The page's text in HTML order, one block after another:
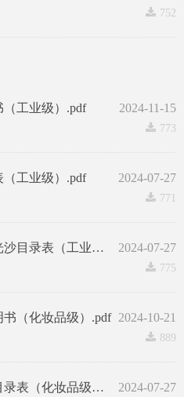
끂 752
2024-11-15
工业级）.pdf
끂 773
2024-07-27
工业级）.pdf
끂 771
2024-07-27
镇发珠光母粒与珠光沙目录表（工业级）.pdf
끂 775
2024-10-21
（化妆品级）.pdf
끂 889
2024-07-27
镇发化妆品级产品目录表（化妆品级）.pdf